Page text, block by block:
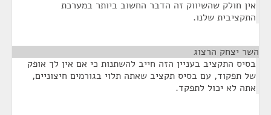
אין חולק שהשיווק זה הדבר החשוב ביותר במערכת
התקציבית שלנו.
השר יצחק הרצוג
בסיס התקציב בעניין הזה חייב להשתנות כי אם אין לך אופק
של תפקוד, עם בסיס תקציב שאתה תלוי בגורמים חיצוניים,
אתה לא יכול לתפקד.